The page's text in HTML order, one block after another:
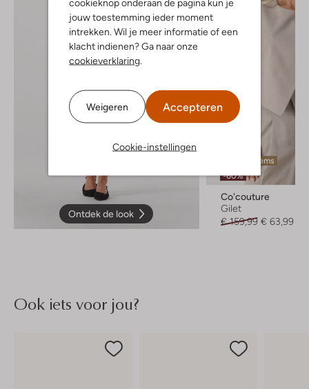
cookieknop onderaan de pagina kun je
jouw toestemming ieder moment
intrekken. Wil je meer informatie of een
klacht indienen? Ga naar onze
cookieverklaring.
Weigeren Accepteren
Cookie-instellingen
Ontdek de look
Laatste items
-60%
Co'couture
Gilet
€ 159,99 € 63,99
Ook iets voor jou?